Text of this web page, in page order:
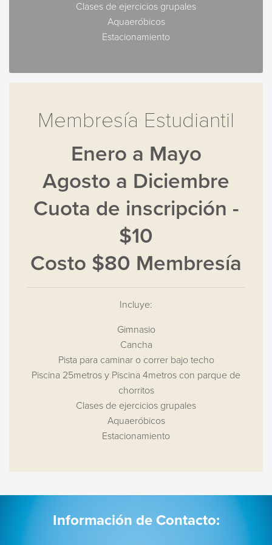
Clases de ejercicios grupales
Aquaeróbicos
Estacionamiento
Membresía Estudiantil
Enero a Mayo
Agosto a Diciembre
Cuota de inscripción -
$10
Costo $80 Membresía
Incluye:
Gimnasio
Cancha
Pista para caminar o correr bajo techo
Piscina 25metros y Piscina 4metros con parque de
chorritos
Clases de ejercicios grupales
Aquaeróbicos
Estacionamiento
Información de Contacto: